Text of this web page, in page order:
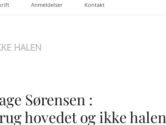
Anmeldelser Kontakt
HALEN
Sørensen :
hovedet og ikke halen